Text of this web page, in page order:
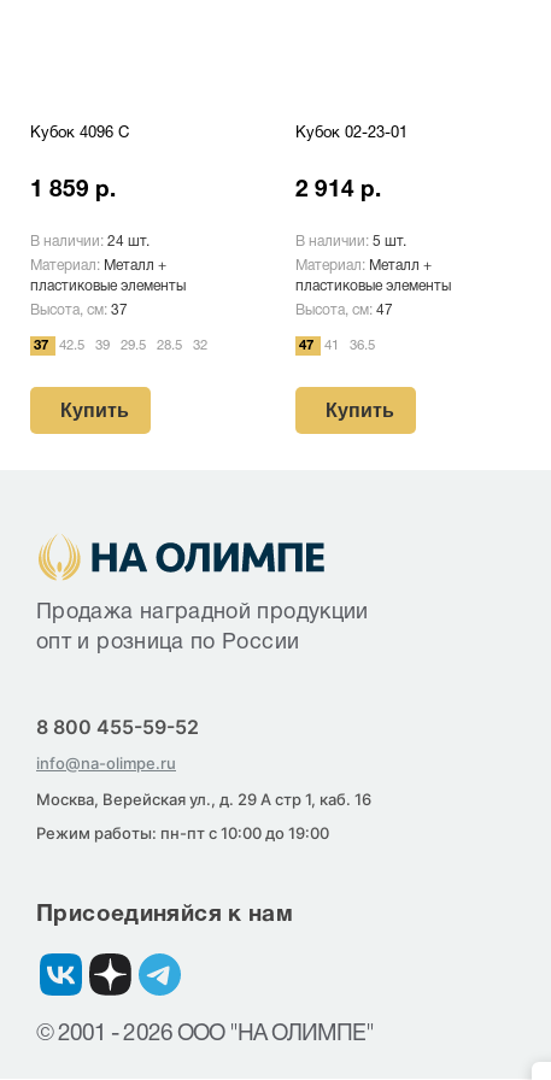
Кубок 4096 C
1 859 р.
В наличии: 24 шт.
Материал: Металл +
пластиковые элементы
Высота, см: 37
37 42.5 39 29.5 28.5 32
Купить
Кубок 02-23-01
2 914 р.
В наличии: 5 шт.
Материал: Металл +
пластиковые элементы
Высота, см: 47
47 41 36.5
Купить
Продажа наградной продукции
опт и розница по России
8 800 455-59-52
info@na-olimpe.ru
Москва, Верейская ул., д. 29 А стр 1, каб. 16
Режим работы: пн-пт с 10:00 до 19:00
Присоединяйся к нам
© 2001 - 2026 ООО "НА ОЛИМПЕ"